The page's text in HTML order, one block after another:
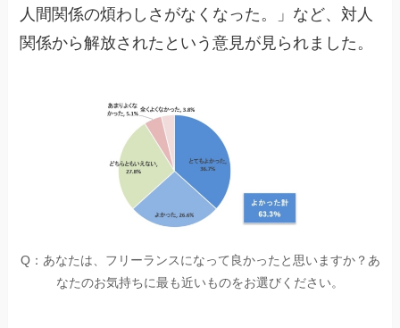
人間関係の煩わしさがなくなった。」など、対人
関係から解放されたという意見が見られました。
Q：あなたは、フリーランスになって良かったと思いますか？あ
なたのお気持ちに最も近いものをお選びください。